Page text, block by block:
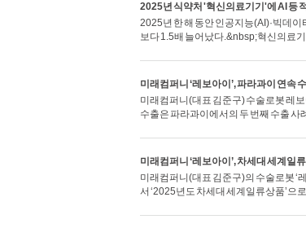
2025년 식약처 '혁신의료기기'에 AI 등
2025년 한 해 동안 인공지능(AI)·빅데
보다 1.5배 늘어났다.&nbsp;혁신의료
미래컴퍼니 ‘레보아이’, 파라과이 연속
미래컴퍼니(대표 김준구) 수술로봇 레
수출은 파라과이에서의 두 번째 수출
미래컴퍼니 ‘레보아이’, 차세대 세계일
미래컴퍼니(대표 김준구)의 수술로봇 ‘
서 ‘2025년도 차세대 세계일류상품’으